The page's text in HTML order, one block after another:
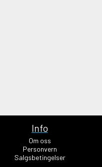
Info
Om oss
Personvern
Salgsbetingelser